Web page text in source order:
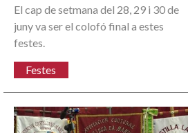
El cap de setmana del 28, 29 i 30 de
juny va ser el colofó final a estes
festes.
Festes